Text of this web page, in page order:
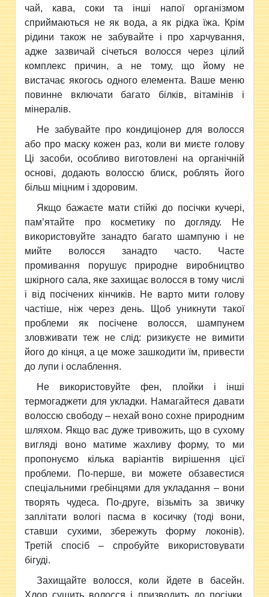
чай, кава, соки та інші напої організмом
сприймаються не як вода, а як рідка їжа. Крім
рідини також не забувайте і про харчування,
адже зазвичай січеться волосся через цілий
комплекс причин, а не тому, що йому не
вистачає якогось одного елемента. Ваше меню
повинне включати багато білків, вітамінів і
мінералів.
Не забувайте про кондиціонер для волосся
або про маску кожен раз, коли ви миєте голову
Ці засоби, особливо виготовлені на органічній
основі, додають волоссю блиск, роблять його
більш міцним і здоровим.
Якщо бажаєте мати стійкі до посічки кучері,
пам’ятайте про косметику по догляду. Не
використовуйте занадто багато шампуню і не
мийте волосся занадто часто. Часте
промивання порушує природне виробництво
шкірного сала, яке захищає волосся в тому числі
і від посічених кінчиків. Не варто мити голову
частіше, ніж через день. Щоб уникнути такої
проблеми як посічене волосся, шампунем
зловживати теж не слід: ризикуєте не вимити
його до кінця, а це може зашкодити їм, привести
до лупи і ослаблення.
Не використовуйте фен, плойки і інші
термогаджети для укладки. Намагайтеся давати
волоссю свободу – нехай воно сохне природним
шляхом. Якщо вас дуже тривожить, що в сухому
вигляді воно матиме жахливу форму, то ми
пропонуємо кілька варіантів вирішення цієї
проблеми. По-перше, ви можете обзавестися
спеціальними гребінцями для укладання – вони
творять чудеса. По-друге, візьміть за звичку
заплітати вологі пасма в косичку (тоді вони,
ставши сухими, збережуть форму локонів).
Третій спосіб – спробуйте використовувати
бігуді.
Захищайте волосся, коли йдете в басейн.
Хлор сушить волосся і призводить до посічки.